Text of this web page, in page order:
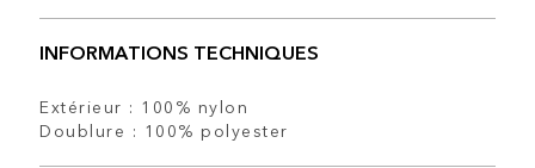
INFORMATIONS TECHNIQUES
Extérieur : 100% nylon
Doublure : 100% polyester